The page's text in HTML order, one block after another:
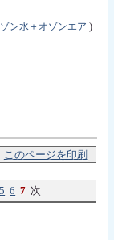
ン水＋オゾンエア )
このページを印刷
5 6 7 次